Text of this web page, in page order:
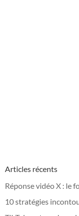
Articles récents
Réponse vidéo X : le
10 stratégies